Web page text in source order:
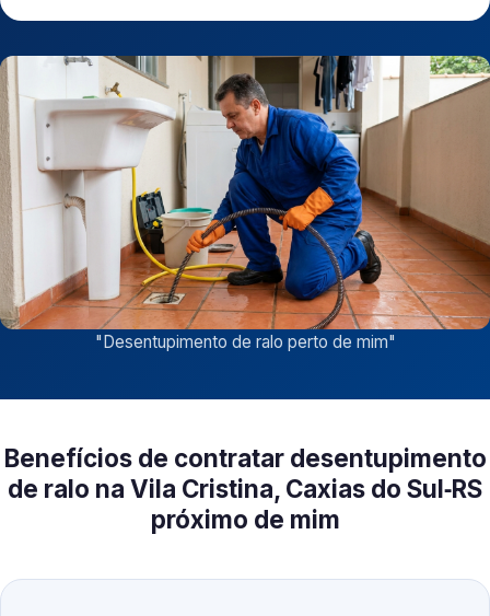
"Desentupimento de ralo perto de mim"
Benefícios de contratar desentupimento
de ralo na Vila Cristina, Caxias do Sul‑RS
próximo de mim